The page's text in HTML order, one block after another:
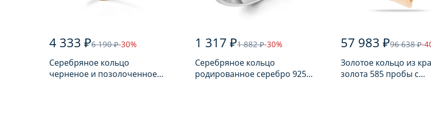
4 333 ₽6 190 ₽-30%
Серебряное кольцо
черненое и позолоченное
1 317 ₽1 882 ₽-30%
Серебряное кольцо
родированное серебро 925
57 983 ₽96 638 ₽-
Золотое кольцо из
золота 585 пробы с